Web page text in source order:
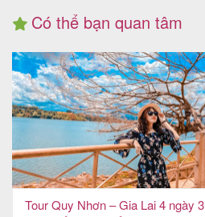
Có thể bạn quan tâm
Tour Quy Nhơn – Gia Lai 4 ngày 3